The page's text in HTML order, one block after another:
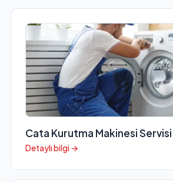
Cata Kurutma Makinesi Servisi
Detaylı bilgi →